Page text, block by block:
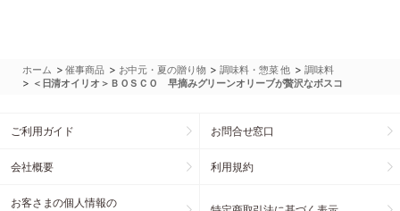
ホーム >催事商品 > お中元・夏の贈り物 >調味料・惣菜 他 > 調味料
> ＜日清オイリオ＞ＢＯＳＣＯ 早摘みグリーンオリーブが贅沢なボスコ
ご利用ガイド お問合せ窓口
会社概要 利用規約
お客さまの個人情報の